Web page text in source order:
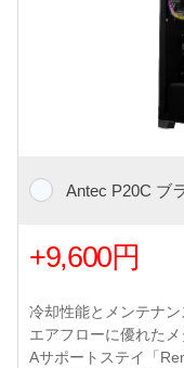
Antec P20C ブ
+9,600円
冷却性能とメンテナン
エアフローに優れた
Aサポートステイ「